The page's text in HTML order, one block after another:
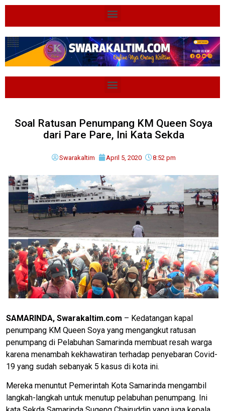
Soal Ratusan Penumpang KM Queen Soya
dari Pare Pare, Ini Kata Sekda
Swarakaltim April 5, 2020 8:52 pm
SAMARINDA, Swarakaltim.com – Kedatangan kapal
penumpang KM Queen Soya yang mengangkut ratusan
penumpang di Pelabuhan Samarinda membuat resah warga
karena menambah kekhawatiran terhadap penyebaran Covid-
19 yang sudah sebanyak 5 kasus di kota ini.
Mereka menuntut Pemerintah Kota Samarinda mengambil
langkah-langkah untuk menutup pelabuhan penumpang. Ini